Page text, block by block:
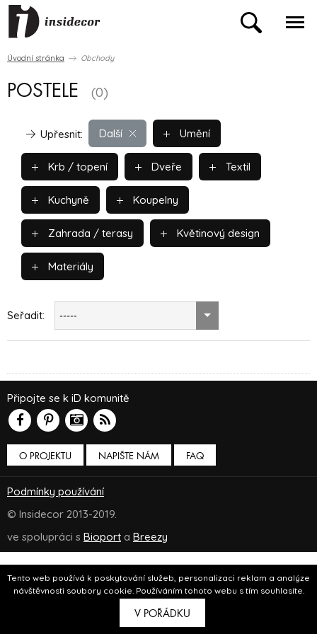
Tento web používá k poskytování služeb, personalizaci reklam a analýze
návštěvnosti soubory cookie. Používáním tohoto webu s tím souhlasíte.
V POŘÁDKU
Úvodní stránka Obchody
POSTELE (0)
Další
Upřesnit: Umění
Krb / topení Dveře Textil
Kuchyně Koupelny
Zahrada / terasy Květinový design
Materiály
Seřadit: -----
O PROJEKTU NAPIŠTE NÁM
Připojte se k iD komunitě
FAQ
Podmínky používání
© Insidecor 2013-2019.
ve spolupráci s Bioport a Breezy